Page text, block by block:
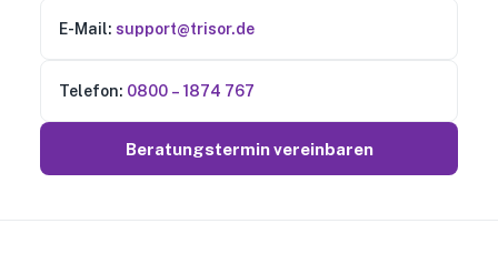
E-Mail: support@trisor.de
Telefon: 0800 – 1874 767
Beratungstermin vereinbaren